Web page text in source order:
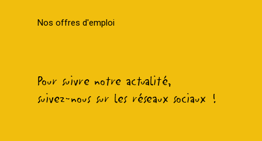
Nos offres d'emploi
Pour suivre notre actualité,
suivez-nous sur les réseaux sociaux !